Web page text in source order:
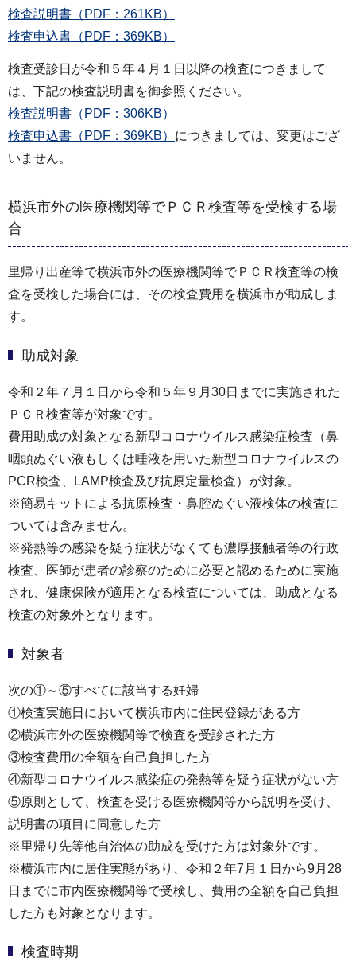
検査説明書（PDF：261KB）
検査申込書（PDF：369KB）
検査受診日が令和５年４月１日以降の検査につきまして
は、下記の検査説明書を御参照ください。
検査説明書（PDF：306KB）
検査申込書（PDF：369KB） につきましては、変更はござ
いません。
横浜市外の医療機関等でＰＣＲ検査等を受検する場
合
里帰り出産等で横浜市外の医療機関等でＰＣＲ検査等の検
査を受検した場合には、その検査費用を横浜市が助成しま
す。
助成対象
令和２年７月１日から令和５年９月30日までに実施された
ＰＣＲ検査等が対象です。
費用助成の対象となる新型コロナウイルス感染症検査（鼻
咽頭ぬぐい液もしくは唾液を用いた新型コロナウイルスの
PCR検査、LAMP検査及び抗原定量検査）が対象。
※簡易キットによる抗原検査・鼻腔ぬぐい液検体の検査に
ついては含みません。
※発熱等の感染を疑う症状がなくても濃厚接触者等の行政
検査、医師が患者の診察のために必要と認めるために実施
され、健康保険が適用となる検査については、助成となる
検査の対象外となります。
対象者
次の①～⑤すべてに該当する妊婦
①検査実施日において横浜市内に住民登録がある方
②横浜市外の医療機関等で検査を受診された方
③検査費用の全額を自己負担した方
④新型コロナウイルス感染症の発熱等を疑う症状がない方
⑤原則として、検査を受ける医療機関等から説明を受け、
説明書の項目に同意した方
※里帰り先等他自治体の助成を受けた方は対象外です。
※横浜市内に居住実態があり、令和２年7月１日から9月28
日までに市内医療機関等で受検し、費用の全額を自己負担
した方も対象となります。
検査時期